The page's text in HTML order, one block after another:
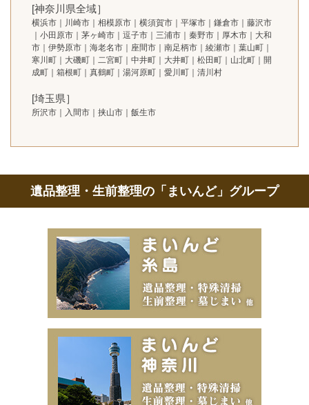
[神奈川県全域］
横浜市｜川崎市｜相模原市｜横須賀市｜平塚市｜鎌倉市｜藤沢市
｜小田原市｜茅ヶ崎市｜逗子市｜三浦市｜秦野市｜厚木市｜大和
市｜伊勢原市｜海老名市｜座間市｜南足柄市｜綾瀬市｜葉山町｜
寒川町｜大磯町｜二宮町｜中井町｜大井町｜松田町｜山北町｜開
成町｜箱根町｜真鶴町｜湯河原町｜愛川町｜清川村
[埼玉県］
所沢市｜入間市｜挟山市｜飯生市
遺品整理・生前整理の「まいんど」グループ